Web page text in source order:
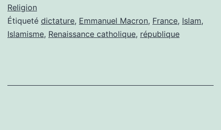
Religion
Étiqueté dictature, Emmanuel Macron, France, Islam,
Islamisme, Renaissance catholique, république